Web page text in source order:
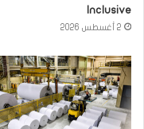
Inclusive
2 أغسطس 2026